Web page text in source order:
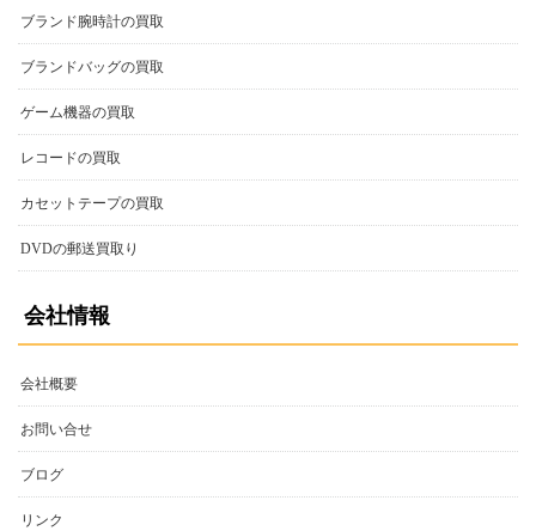
ブランド腕時計の買取
ブランドバッグの買取
ゲーム機器の買取
レコードの買取
カセットテープの買取
DVDの郵送買取り
会社情報
会社概要
お問い合せ
ブログ
リンク